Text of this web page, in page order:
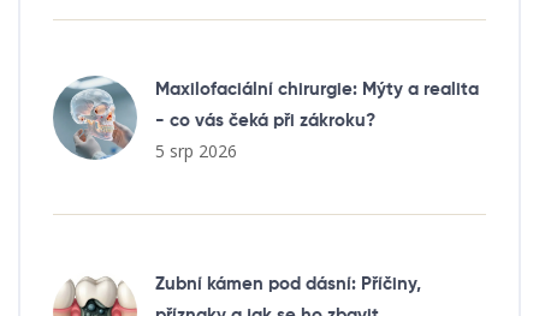
Maxilofaciální chirurgie: Mýty a realita
- co vás čeká při zákroku?
5 srp 2026
Zubní kámen pod dásní: Příčiny,